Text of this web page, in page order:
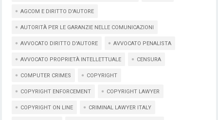
AGCOM E DIRITTO D'AUTORE
AUTORITÀ PER LE GARANZIE NELLE COMUNICAZIONI
AVVOCATO DIRITTO D'AUTORE AVVOCATO PENALISTA
AVVOCATO PROPRIETÀ INTELLETTUALE CENSURA
COMPUTER CRIMES COPYRIGHT
COPYRIGHT ENFORCEMENT COPYRIGHT LAWYER
COPYRIGHT ON LINE CRIMINAL LAWYER ITALY